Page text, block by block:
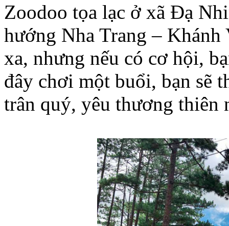
Zoodoo tọa lạc ở xã Đạ
hướng Nha Trang –
xa, nhưng nếu có cơ hội,
đây chơi một buổi, bạn sẽ
trân quý, yêu thương thiên